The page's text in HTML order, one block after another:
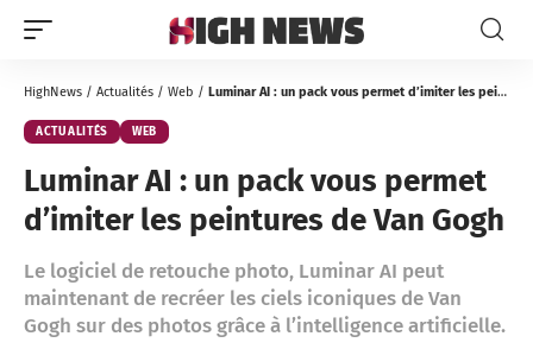
HighNews / Actualités / Web / Luminar AI : un pack vous permet d’imiter les peintures de Van Gogh
ACTUALITÉS WEB
Luminar AI : un pack vous permet
d’imiter les peintures de Van Gogh
Le logiciel de retouche photo, Luminar AI peut
maintenant de recréer les ciels iconiques de Van
Gogh sur des photos grâce à l’intelligence artificielle.